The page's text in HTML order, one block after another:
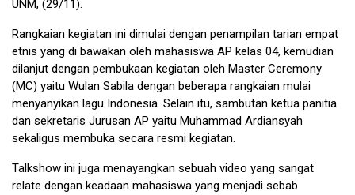
UNM, (29/11).
Rangkaian kegiatan ini dimulai dengan penampilan tarian empat
etnis yang di bawakan oleh mahasiswa AP kelas 04, kemudian
dilanjut dengan pembukaan kegiatan oleh Master Ceremony
(MC) yaitu Wulan Sabila dengan beberapa rangkaian mulai
menyanyikan lagu Indonesia. Selain itu, sambutan ketua panitia
dan sekretaris Jurusan AP yaitu Muhammad Ardiansyah
sekaligus membuka secara resmi kegiatan.
Talkshow ini juga menayangkan sebuah video yang sangat
relate dengan keadaan mahasiswa yang menjadi sebab